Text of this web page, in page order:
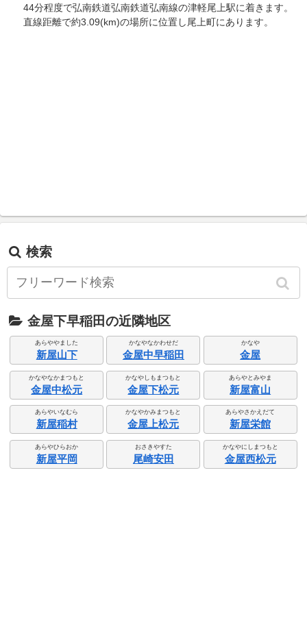
44分程度で弘南鉄道弘南鉄道弘南線の津軽尾上駅に着きます。
直線距離で約3.09(km)の場所に位置し尾上町にあります。
検索
金屋下早稲田の近隣地区
あらややました
新屋山下
かなやなかわせだ
金屋中早稲田
かなや
金屋
かなやなかまつもと
金屋中松元
かなやしもまつもと
金屋下松元
あらやとみやま
新屋富山
あらやいなむら
新屋稲村
かなやかみまつもと
金屋上松元
あらやさかえだて
新屋栄館
あらやひらおか
新屋平岡
おさきやすた
尾崎安田
かなやにしまつもと
金屋西松元